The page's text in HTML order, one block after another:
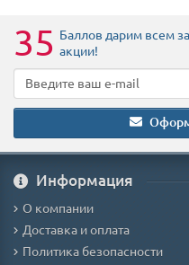
35 Баллов дарим всем
акции!
Информация
О компании
Доставка и оплата
Политика безопасности